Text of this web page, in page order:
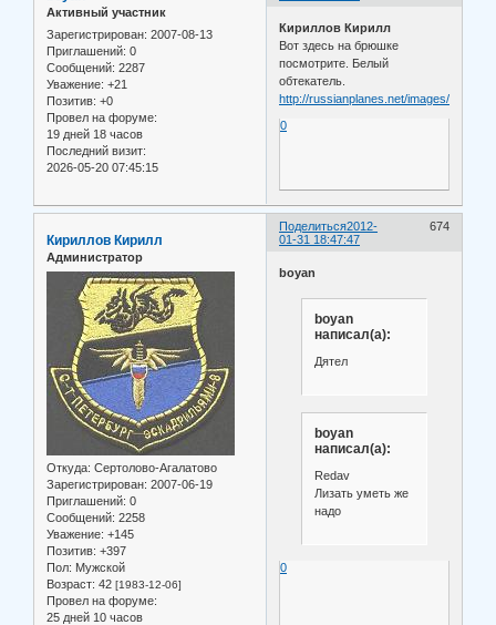
Активный участник
Зарегистрирован: 2007-08-13
Приглашений: 0
Сообщений: 2287
Уважение: +21
Позитив: +0
Провел на форуме:
19 дней 18 часов
Последний визит:
2026-05-20 07:45:15
Кириллов Кирилл
Вот здесь на брюшке
посмотрите. Белый
обтекатель.
http://russianplanes.net/images/
0
Поделиться 674
2012-
01-31 18:47:47
Кириллов Кирилл
Администратор
Откуда: Сертолово-Агалатово
Зарегистрирован: 2007-06-19
Приглашений: 0
Сообщений: 2258
Уважение: +145
Позитив: +397
Пол: Мужской
Возраст: 42 [1983-12-06]
Провел на форуме:
25 дней 10 часов
boyan
boyan
написал(а):
Дятел
boyan
написал(а):
Redav
Лизать уметь же
надо
0